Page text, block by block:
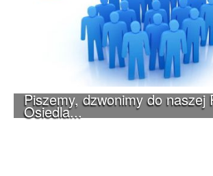
Piszemy, dzwonimy do naszej
Osiedla...